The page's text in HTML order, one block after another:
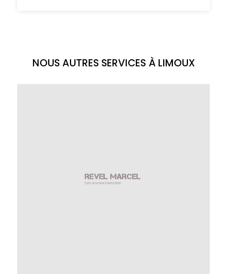
NOUS AUTRES SERVICES À LIMOUX